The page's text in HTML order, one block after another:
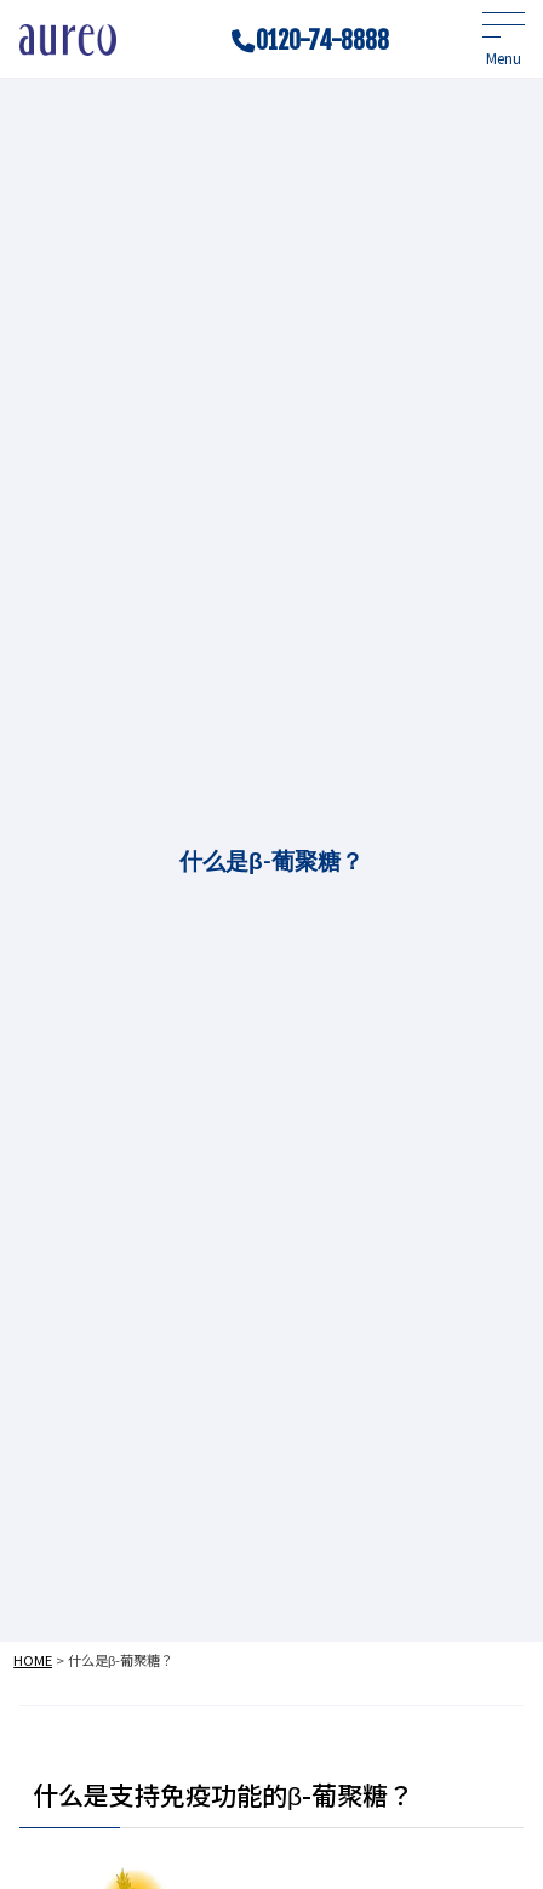
Menu
0120-74-8888
什么是β-葡聚糖？
HOME >什么是β-葡聚糖？
什么是支持免疫功能的β-葡聚糖？